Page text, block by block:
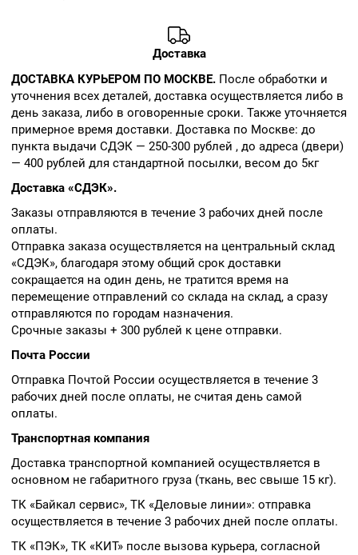
Доставка
ДОСТАВКА КУРЬЕРОМ ПО МОСКВЕ. После обработки и
уточнения всех деталей, доставка осуществляется либо в
день заказа, либо в оговоренные сроки. Также уточняется
примерное время доставки. Доставка по Москве: до
пункта выдачи СДЭК — 250-300 рублей , до адреса (двери)
— 400 рублей для стандартной посылки, весом до 5кг
Доставка «СДЭК».
Заказы отправляются в течение 3 рабочих дней после
оплаты.
Отправка заказа осуществляется на центральный склад
«СДЭК», благодаря этому общий срок доставки
сокращается на один день, не тратится время на
перемещение отправлений со склада на склад, а сразу
отправляются по городам назначения.
Срочные заказы + 300 рублей к цене отправки.
Почта России
Отправка Почтой России осуществляется в течение 3
рабочих дней после оплаты, не считая день самой
оплаты.
Транспортная компания
Доставка транспортной компанией осуществляется в
основном не габаритного груза (ткань, вес свыше 15 кг).
ТК «Байкал сервис», ТК «Деловые линии»: отправка
осуществляется в течение 3 рабочих дней после оплаты.
ТК «ПЭК», ТК «КИТ» после вызова курьера, согласной